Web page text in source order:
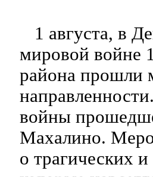
1 августа, в
мировой войне
района прошли
войны
Махалино.
о трагических